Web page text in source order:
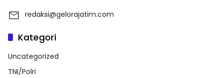
redaksi@gelorajatim.com
Kategori
Uncategorized
TNI/Polri